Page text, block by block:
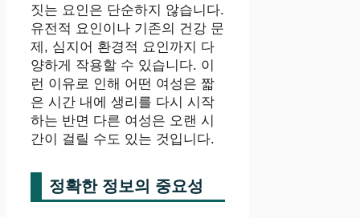
짓는 요인은 단순하지 않습니다.
유전적 요인이나 기존의 건강 문
제, 심지어 환경적 요인까지 다
양하게 작용할 수 있습니다. 이
런 이유로 인해 어떤 여성은 짧
은 시간 내에 생리를 다시 시작
하는 반면 다른 여성은 오랜 시
간이 걸릴 수도 있는 것입니다.
정확한 정보의 중요성